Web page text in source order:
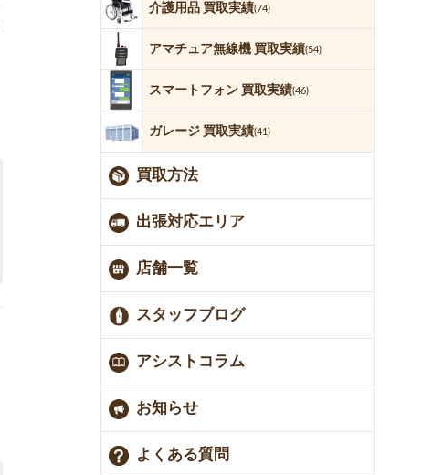
介護用品 買取実績(74)
アマチュア無線機 買取実績(54)
スマートフォン 買取実績(46)
ガレージ 買取実績(41)
買取方法
出張対応エリア
店舗一覧
スタッフブログ
アシストコラム
お知らせ
よくある質問